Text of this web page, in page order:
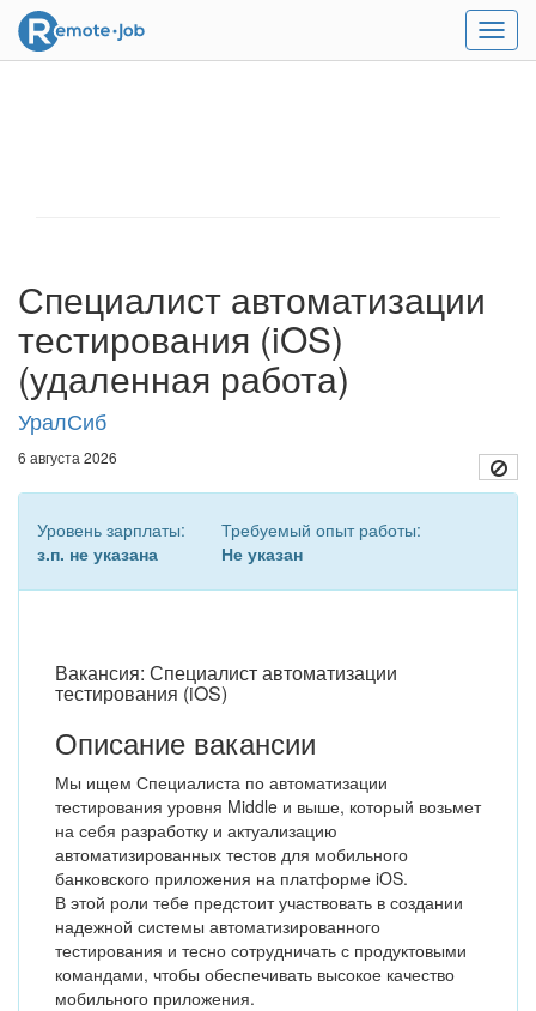
Меню
Специалист автоматизации
тестирования (iOS)
(удаленная работа)
УралСиб
6 августа 2026
Уровень зарплаты:
з.п. не указана
Требуемый опыт работы:
Не указан
Вакансия: Специалист автоматизации
тестирования (iOS)
Описание вакансии
Мы ищем Специалиста по автоматизации
тестирования уровня Middle и выше, который возьмет
на себя разработку и актуализацию
автоматизированных тестов для мобильного
банковского приложения на платформе iOS.
В этой роли тебе предстоит участвовать в создании
надежной системы автоматизированного
тестирования и тесно сотрудничать с продуктовыми
командами, чтобы обеспечивать высокое качество
мобильного приложения.